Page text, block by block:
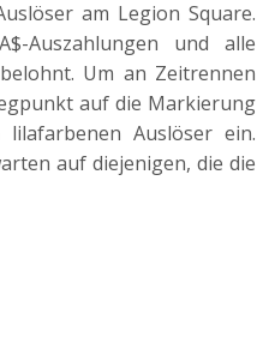
am Legion Square.
Auszahlungen und alle
Um an Zeitrennen
auf die Markierung
Auslöser ein.
auf diejenigen, die die